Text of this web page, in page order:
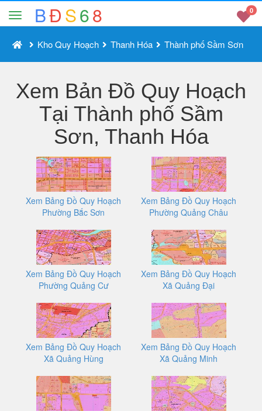
BĐS68 0
Kho Quy Hoạch Thanh Hóa Thành phố Sầm Sơn
Xem Bản Đồ Quy Hoạch
Tại Thành phố Sầm
Sơn, Thanh Hóa
Xem Bảng Đồ Quy Hoạch
Phường Bắc Sơn
Xem Bảng Đồ Quy Hoạch
Phường Quảng Châu
Xem Bảng Đồ Quy Hoạch
Phường Quảng Cư
Xem Bảng Đồ Quy Hoạch
Xã Quảng Đại
Xem Bảng Đồ Quy Hoạch
Xã Quảng Hùng
Xem Bảng Đồ Quy Hoạch
Xã Quảng Minh